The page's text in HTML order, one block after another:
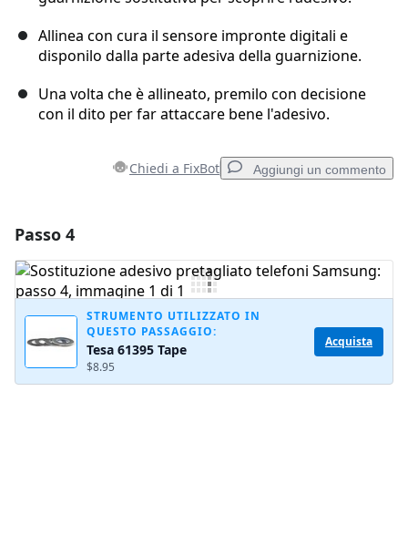
Allinea con cura il sensore impronte digitali e
disponilo dalla parte adesiva della guarnizione.
Una volta che è allineato, premilo con decisione
con il dito per far attaccare bene l'adesivo.
Chiedi a FixBot Aggiungi un commento
Aggiungi Commento
Pubblica commento
Passo 4
STRUMENTO UTILIZZATO IN
QUESTO PASSAGGIO:
Tesa 61395 Tape
$8.95
Acquista